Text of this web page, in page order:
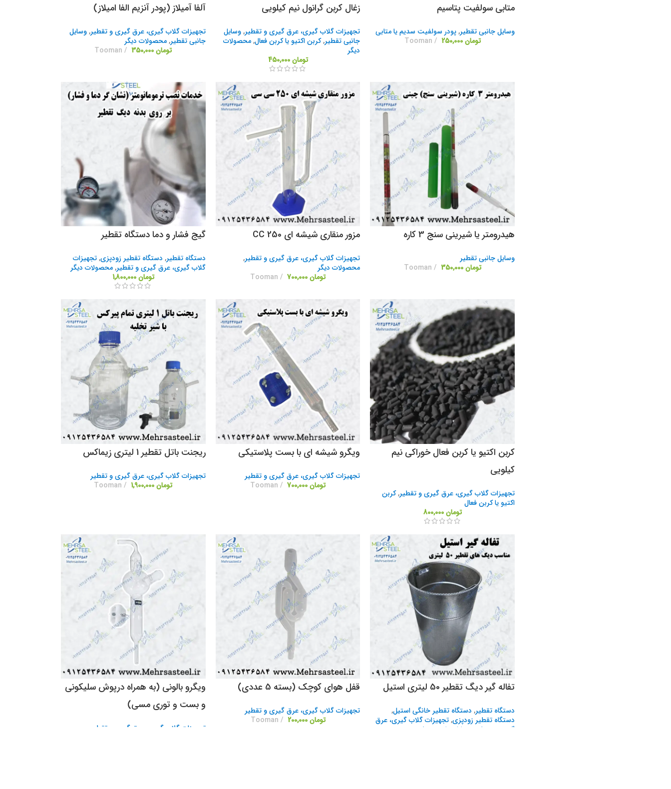
متابی سولفیت پتاسیم
وسایل جانبی تقطیر,پودر سولفیت سدیم یا متابی
تومان250,000
Tooman
زغال کربن گرانول نیم کیلویی
تجهیزات گلاب گیری، عرق گیری و تقطیر,وسایل
جانبی تقطیر,کربن اکتیو یا کربن فعال,محصولات
دیگر
تومان450,000
آلفا آمیلاز (پودر آنزیم الفا امیلاز)
تجهیزات گلاب گیری، عرق گیری و تقطیر,وسایل
جانبی تقطیر,محصولات دیگر
تومان350,000
Tooman
هیدرومتر یا شیرینی سنج 3 کاره
وسایل جانبی تقطیر
تومان350,000
Tooman
مزور منقاری شیشه ای 250 CC
تجهیزات گلاب گیری، عرق گیری و تقطیر,
محصولات دیگر
تومان700,000
Tooman
گیج فشار و دما دستگاه تقطیر
دستگاه تقطیر, دستگاه تقطیر زودپزی,تجهیزات
گلاب گیری، عرق گیری و تقطیر,محصولات دیگر
تومان1,800,000
کربن اکتیو یا کربن فعال خوراکی نیم
کیلویی
تجهیزات گلاب گیری، عرق گیری و تقطیر,کربن
اکتیو یا کربن فعال
تومان800,000
ویگرو شیشه ای با بست پلاستیکی
تجهیزات گلاب گیری، عرق گیری و تقطیر
تومان700,000
Tooman
ریجنت باتل تقطیر 1 لیتری زیماکس
تجهیزات گلاب گیری، عرق گیری و تقطیر
تومان1,900,000
Tooman
تفاله گیر دیگ تقطیر 50 لیتری استیل
دستگاه تقطیر, دستگاه تقطیر خانگی استیل,
دستگاه تقطیر زودپزی,تجهیزات گلاب گیری، عرق
گیری و تقطیر
وسایل جانبی تقطیر
قفل هوای کوچک (بسته 5 عددی)
تجهیزات گلاب گیری، عرق گیری و تقطیر
تومان200,000
Tooman
ویگرو بالونی (به همراه درپوش سلیکونی
و بست و توری مسی)
تجهیزات گلاب گیری، عرق گیری و تقطیر